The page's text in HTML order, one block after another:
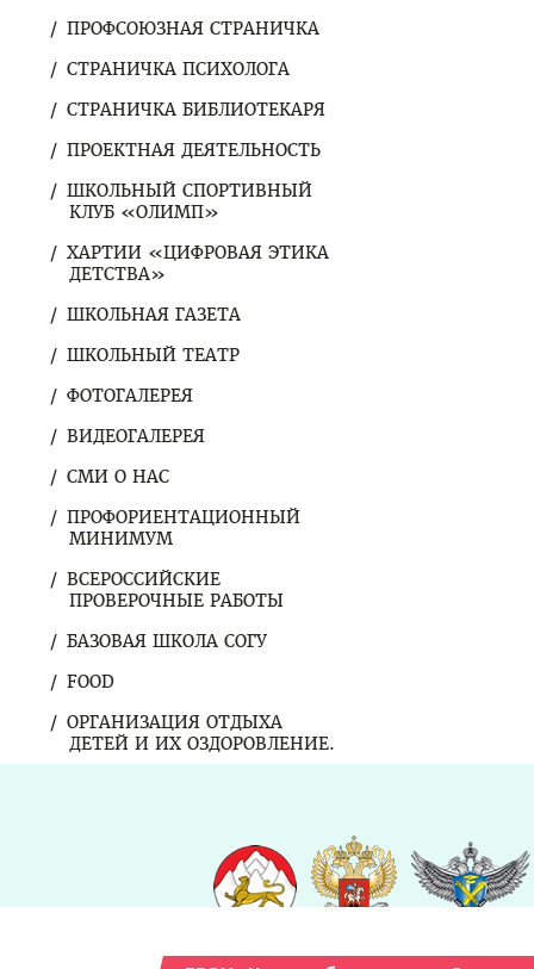
ПРОФСОЮЗНАЯ СТРАНИЧКА
СТРАНИЧКА ПСИХОЛОГА
СТРАНИЧКА БИБЛИОТЕКАРЯ
ПРОЕКТНАЯ ДЕЯТЕЛЬНОСТЬ
ШКОЛЬНЫЙ СПОРТИВНЫЙ
КЛУБ «ОЛИМП»
ХАРТИИ «ЦИФРОВАЯ ЭТИКА
ДЕТСТВА»
ШКОЛЬНАЯ ГАЗЕТА
ШКОЛЬНЫЙ ТЕАТР
ФОТОГАЛЕРЕЯ
ВИДЕОГАЛЕРЕЯ
СМИ О НАС
ПРОФОРИЕНТАЦИОННЫЙ
МИНИМУМ
ВСЕРОССИЙСКИЕ
ПРОВЕРОЧНЫЕ РАБОТЫ
БАЗОВАЯ ШКОЛА СОГУ
FOOD
ОРГАНИЗАЦИЯ ОТДЫХА
ДЕТЕЙ И ИХ ОЗДОРОВЛЕНИЕ.